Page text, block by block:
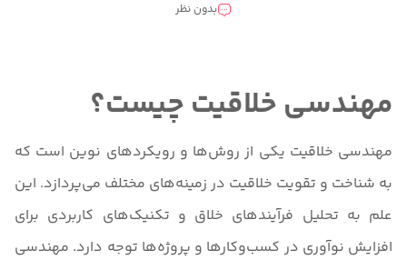
بدون نظر
مهندسی خلاقیت چیست؟
مهندسی خلاقیت یکی از روش‌ها و رویکردهای نوین است که
به شناخت و تقویت خلاقیت در زمینه‌های مختلف می‌پردازد. این
علم به تحلیل فرآیندهای خلاق و تکنیک‌های کاربردی برای
افزایش نوآوری در کسب‌وکارها و پروژه‌ها توجه دارد. مهندسی